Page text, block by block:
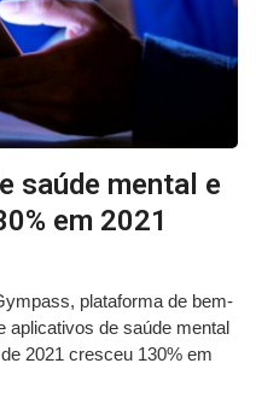
saúde mental e
em 2021
plataforma de bem-
aplicativos de saúde mental
2021 cresceu 130% em